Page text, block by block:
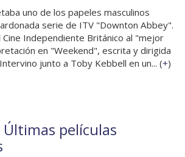
uno de los papeles masculinos
serie de ITV "Downton Abbey".
Cine Independiente Británico al "mejor
en "Weekend", escrita y dirigida
junto a Toby Kebbell en un... (+)
películas